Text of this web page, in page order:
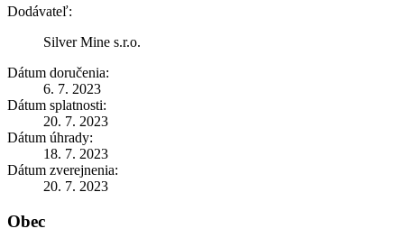
Dodávateľ:
Silver Mine s.r.o.
Dátum doručenia:
6. 7. 2023
Dátum splatnosti:
20. 7. 2023
Dátum úhrady:
18. 7. 2023
Dátum zverejnenia:
20. 7. 2023
Obec